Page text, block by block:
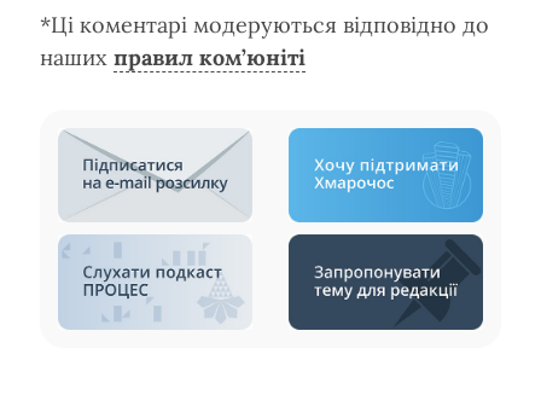
*Ці коментарі модеруються відповідно до
наших правил ком’юніті